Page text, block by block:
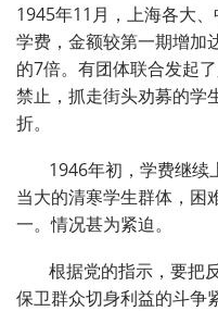
1945年11月，上海各大
学费，金额较第一期增加
的7倍。有团体联合发起
禁止，抓走街头劝募的学
折。
1946年初，学费继续
当大的清寒学生群体，困
一。情况甚为紧迫。
根据党的指示，要把
保卫群众切身利益的斗争